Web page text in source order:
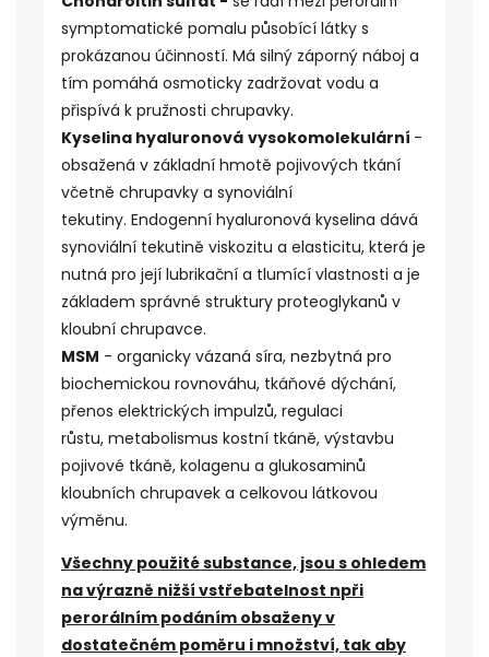
symptomatické pomalu působící látky s
prokázanou účinností. Má silný záporný náboj a
tím pomáhá osmoticky zadržovat vodu a
přispívá k pružnosti chrupavky.
Kyselina hyaluronová vysokomolekulární -
obsažená v základní hmotě pojivových tkání
včetně chrupavky a synoviální
tekutiny. Endogenní hyaluronová kyselina dává
synoviální tekutině viskozitu a elasticitu, která je
nutná pro její lubrikační a tlumící vlastnosti a je
základem správné struktury proteoglykanů v
kloubní chrupavce.
MSM - organicky vázaná síra, nezbytná pro
biochemickou rovnováhu, tkáňové dýchání,
přenos elektrických impulzů, regulaci
růstu, metabolismus kostní tkáně, výstavbu
pojivové tkáně, kolagenu a glukosaminů
kloubních chrupavek a celkovou látkovou
výměnu.
Všechny použité substance, jsou s ohledem
na výrazně nižší vstřebatelnost npři
perorálním podáním obsaženy v
dostatečném poměru i množství, tak aby